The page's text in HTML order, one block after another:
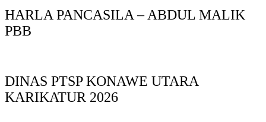
HARLA PANCASILA – ABDUL MALIK
PBB
DINAS PTSP KONAWE UTARA
KARIKATUR 2026